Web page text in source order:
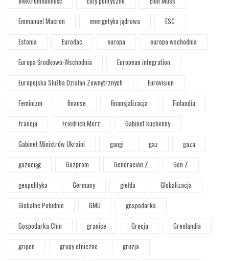
Emmanuel Macron
energetyka jądrowa
ESC
Estonia
Eurodac europa
europa wschodnia
Europa Środkowo-Wschodnia
European integration
Europejska Służba Działań Zewnętrznych
Eurovision
Feminizm
finanse finansjalizacja
Finlandia
francja
Friedrich Merz
Gabinet kuchenny
Gabinet Ministrów Ukraini
gangi gaz
gaza
gazociąg
Gazprom Generación Z
Gen Z
geopolityka
Germany giełda
Globalizacja
Globalne Południe
GMU
gospodarka
Gospodarka Chin
granice Grecja
Grenlandia
gripen
grupy etniczne
gruzja